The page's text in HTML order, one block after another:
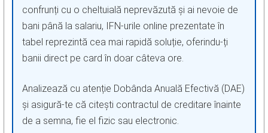
confrunți cu o cheltuială neprevăzută și ai nevoie de
bani până la salariu, IFN-urile online prezentate în
tabel reprezintă cea mai rapidă soluție, oferindu-ți
banii direct pe card în doar câteva ore.
Analizează cu atenție Dobânda Anuală Efectivă (DAE)
și asigură-te că citești contractul de creditare înainte
de a semna, fie el fizic sau electronic.